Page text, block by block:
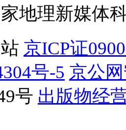
地理新媒体
京ICP证
号-5 京公
号 出版物经